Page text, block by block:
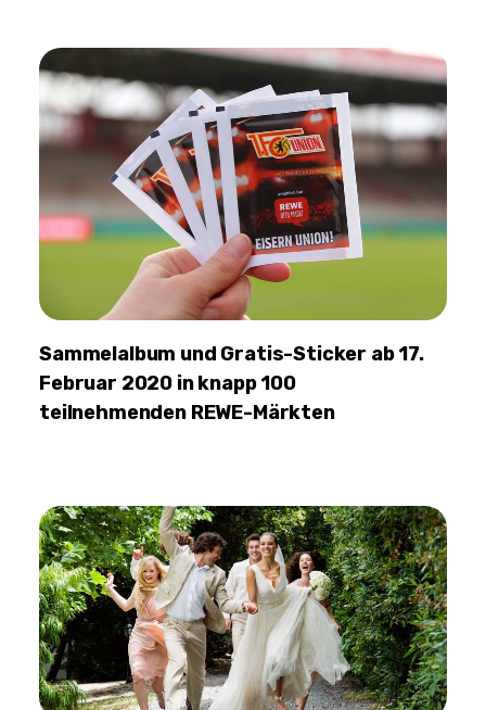
Sammelalbum und Gratis-Sticker ab 17.
Februar 2020 in knapp 100
teilnehmenden REWE-Märkten